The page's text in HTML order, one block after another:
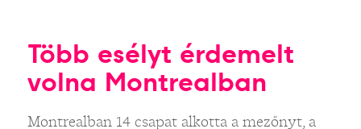
Több esélyt érdemelt
volna Montrealban
Montrealban 14 csapat alkotta a mezőnyt, a